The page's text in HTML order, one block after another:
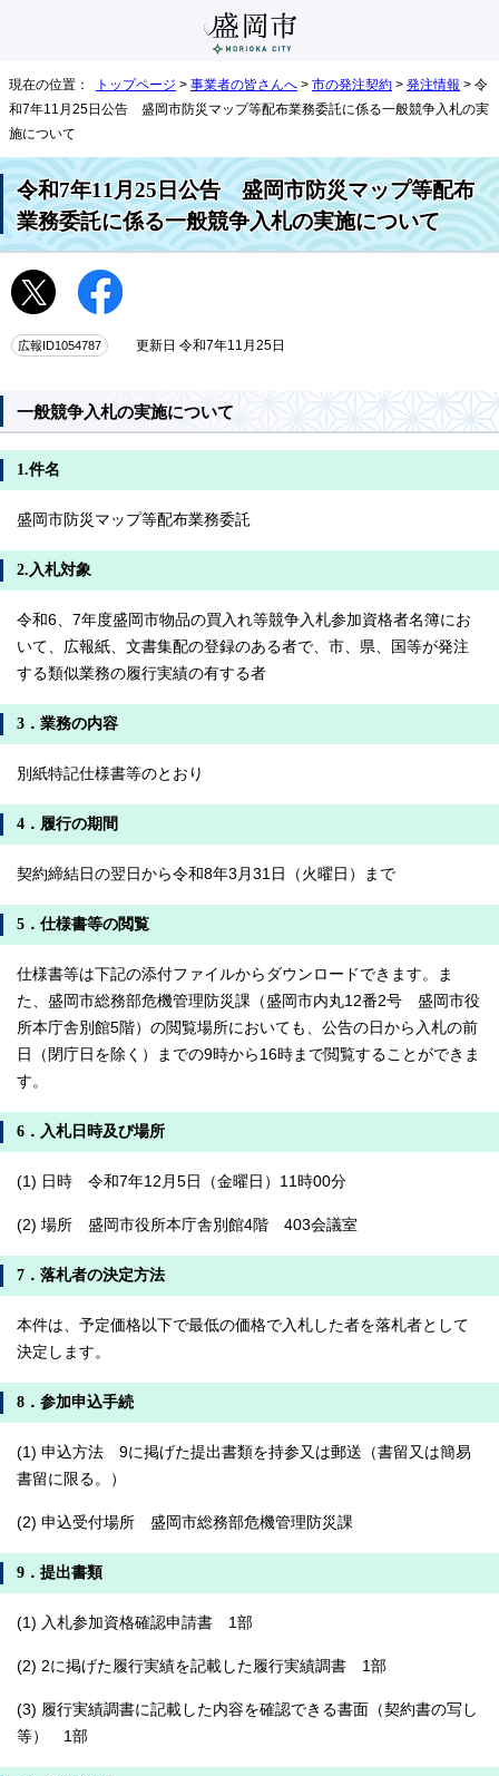
現在の位置： トップページ > 事業者の皆さんへ > 市の発注契約 > 発注情報 > 令
和7年11月25日公告 盛岡市防災マップ等配布業務委託に係る一般競争入札の実
施について
令和7年11月25日公告 盛岡市防災マップ等配布
業務委託に係る一般競争入札の実施について
広報ID1054787 更新日 令和7年11月25日
一般競争入札の実施について
1.件名
盛岡市防災マップ等配布業務委託
2.入札対象
令和6、7年度盛岡市物品の買入れ等競争入札参加資格者名簿にお
いて、広報紙、文書集配の登録のある者で、市、県、国等が発注
する類似業務の履行実績の有する者
3．業務の内容
別紙特記仕様書等のとおり
4．履行の期間
契約締結日の翌日から令和8年3月31日（火曜日）まで
5．仕様書等の閲覧
仕様書等は下記の添付ファイルからダウンロードできます。ま
た、盛岡市総務部危機管理防災課（盛岡市内丸12番2号 盛岡市役
所本庁舎別館5階）の閲覧場所においても、公告の日から入札の前
日（閉庁日を除く）までの9時から16時まで閲覧することができま
す。
6．入札日時及び場所
(1) 日時 令和7年12月5日（金曜日）11時00分
(2) 場所 盛岡市役所本庁舎別館4階 403会議室
7．落札者の決定方法
本件は、予定価格以下で最低の価格で入札した者を落札者として
決定します。
8．参加申込手続
(1) 申込方法 9に掲げた提出書類を持参又は郵送（書留又は簡易
書留に限る。）
(2) 申込受付場所 盛岡市総務部危機管理防災課
9．提出書類
(1) 入札参加資格確認申請書 1部
(2) 2に掲げた履行実績を記載した履行実績調書 1部
(3) 履行実績調書に記載した内容を確認できる書面（契約書の写し
等） 1部